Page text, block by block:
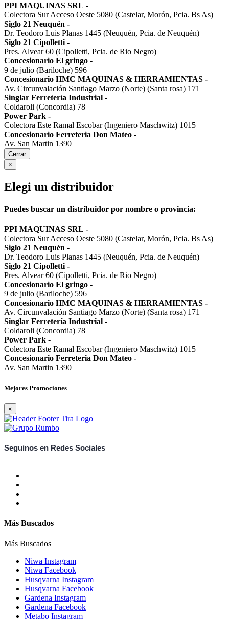
PPI MAQUINAS SRL -
Colectora Sur Acceso Oeste 5080 (Castelar, Morón, Pcia. Bs As)
Siglo 21 Neuquén -
Dr. Teodoro Luis Planas 1445 (Neuquén, Pcia. de Neuquén)
Siglo 21 Cipolletti -
Pres. Alvear 60 (Cipolletti, Pcia. de Rio Negro)
Concesionario El gringo -
9 de julio (Bariloche) 596
Concesionario HMC MAQUINAS & HERRAMIENTAS -
Av. Circunvalación Santiago Marzo (Norte) (Santa rosa) 171
Singlar Ferretería Industrial -
Coldaroli (Concordia) 78
Power Park -
Colectora Este Ramal Escobar (Ingeniero Maschwitz) 1015
Concesionario Ferreteria Don Mateo -
Av. San Martin 1390
Cerrar
×
Elegi un distribuidor
Puedes buscar un distribuidor por nombre o provincia:
PPI MAQUINAS SRL -
Colectora Sur Acceso Oeste 5080 (Castelar, Morón, Pcia. Bs As)
Siglo 21 Neuquén -
Dr. Teodoro Luis Planas 1445 (Neuquén, Pcia. de Neuquén)
Siglo 21 Cipolletti -
Pres. Alvear 60 (Cipolletti, Pcia. de Rio Negro)
Concesionario El gringo -
9 de julio (Bariloche) 596
Concesionario HMC MAQUINAS & HERRAMIENTAS -
Av. Circunvalación Santiago Marzo (Norte) (Santa rosa) 171
Singlar Ferretería Industrial -
Coldaroli (Concordia) 78
Power Park -
Colectora Este Ramal Escobar (Ingeniero Maschwitz) 1015
Concesionario Ferreteria Don Mateo -
Av. San Martin 1390
Mejores Promociones
×
Seguinos en Redes Sociales
Más Buscados
Más Buscados
Niwa Instagram
Niwa Facebook
Husqvarna Instagram
Husqvarna Facebook
Gardena Instagram
Gardena Facebook
Metabo Instagram